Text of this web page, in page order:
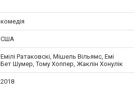
комедія
США
Емілі Ратаковскі, Мішель Вільямс, Емі
Бет Шумер, Тому Хоппер, Жаклін Хонулік
2018